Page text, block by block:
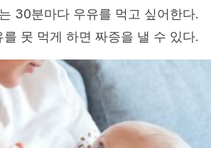
30분마다 우유를 먹고 싶어한다.
못 먹게 하면 짜증을 낼 수 있다.